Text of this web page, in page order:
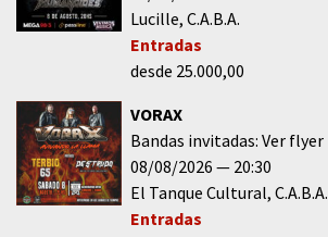
Lucille C.A.B.A.
Entradas
desde 25.000,00
VORAX
Bandas invitadas: Ver flyer
08/08/2026
20:30
El Tanque Cultural C.A.B.A.
Entradas